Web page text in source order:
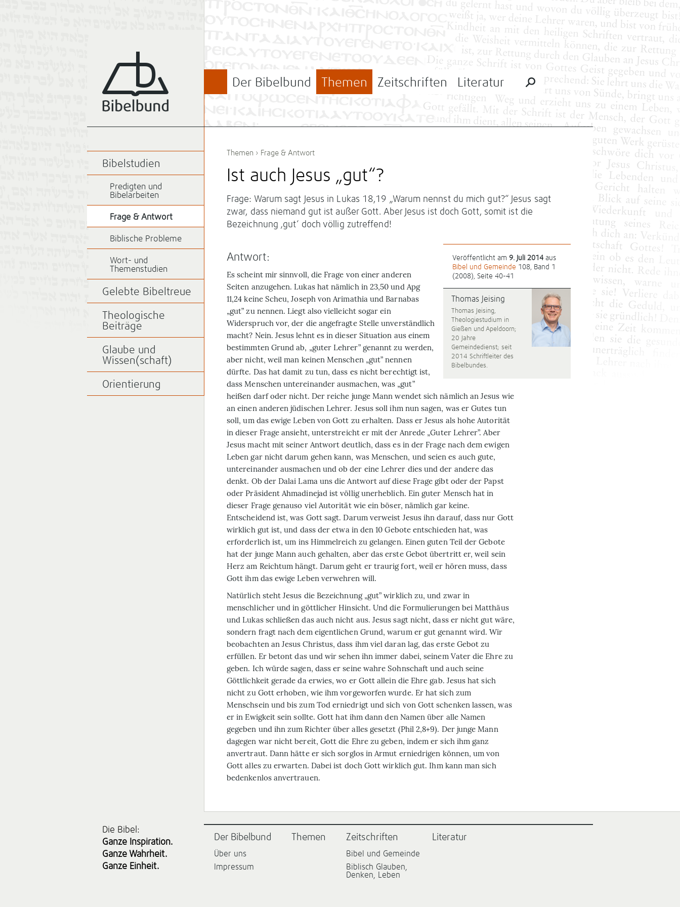
Der Bibelbund Themen Zeitschriften Literatur
Themen › Frage & Antwort
Ist auch Jesus „gut“?
Frage: Warum sagt Jesus in Lukas 18,19 „Warum nennst du mich gut?“ Jesus sagt
zwar, dass niemand gut ist außer Gott. Aber Jesus ist doch Gott, somit ist die
Bezeichnung ‚gut‘ doch völlig zutreffend!
Veröffentlicht am 9. Juli 2014 aus
Bibel und Gemeinde 108, Band 1
(2008), Seite 40-41
Thomas Jeising
Thomas Jeising,
Theologiestudium in
Gießen und Apeldoorn;
20 Jahre
Gemeindedienst; seit
2014 Schriftleiter des
Bibelbundes.
Antwort:
Es scheint mir sinnvoll, die Frage von einer anderen
Seiten anzugehen. Lukas hat nämlich in 23,50 und Apg
11,24 keine Scheu, Joseph von Arimathia und Barnabas
„gut” zu nennen. Liegt also vielleicht sogar ein
Widerspruch vor, der die angefragte Stelle unverständlich
macht? Nein. Jesus lehnt es in dieser Situation aus einem
bestimmten Grund ab, „guter Lehrer” genannt zu werden,
aber nicht, weil man keinen Menschen „gut” nennen
dürfte. Das hat damit zu tun, dass es nicht berechtigt ist,
dass Menschen untereinander ausmachen, was „gut”
heißen darf oder nicht. Der reiche junge Mann wendet sich nämlich an Jesus wie
an einen anderen jüdischen Lehrer. Jesus soll ihm nun sagen, was er Gutes tun
soll, um das ewige Leben von Gott zu erhalten. Dass er Jesus als hohe Autorität
in dieser Frage ansieht, unterstreicht er mit der Anrede „Guter Lehrer”. Aber
Jesus macht mit seiner Antwort deutlich, dass es in der Frage nach dem ewigen
Leben gar nicht darum gehen kann, was Menschen, und seien es auch gute,
untereinander ausmachen und ob der eine Lehrer dies und der andere das
denkt. Ob der Dalai Lama uns die Antwort auf diese Frage gibt oder der Papst
oder Präsident Ahmadinejad ist völlig unerheblich. Ein guter Mensch hat in
dieser Frage genauso viel Autorität wie ein böser, nämlich gar keine.
Entscheidend ist, was Gott sagt. Darum verweist Jesus ihn darauf, dass nur Gott
wirklich gut ist, und dass der etwa in den 10 Gebote entschieden hat, was
erforderlich ist, um ins Himmelreich zu gelangen. Einen guten Teil der Gebote
hat der junge Mann auch gehalten, aber das erste Gebot übertritt er, weil sein
Herz am Reichtum hängt. Darum geht er traurig fort, weil er hören muss, dass
Gott ihm das ewige Leben verwehren will.
Natürlich steht Jesus die Bezeichnung „gut” wirklich zu, und zwar in
menschlicher und in göttlicher Hinsicht. Und die Formulierungen bei Matthäus
und Lukas schließen das auch nicht aus. Jesus sagt nicht, dass er nicht gut wäre,
sondern fragt nach dem eigentlichen Grund, warum er gut genannt wird. Wir
beobachten an Jesus Christus, dass ihm viel daran lag, das erste Gebot zu
erfüllen. Er betont das und wir sehen ihn immer dabei, seinem Vater die Ehre zu
geben. Ich würde sagen, dass er seine wahre Sohnschaft und auch seine
Göttlichkeit gerade da erwies, wo er Gott allein die Ehre gab. Jesus hat sich
nicht zu Gott erhoben, wie ihm vorgeworfen wurde. Er hat sich zum
Menschsein und bis zum Tod erniedrigt und sich von Gott schenken lassen, was
er in Ewigkeit sein sollte. Gott hat ihm dann den Namen über alle Namen
gegeben und ihn zum Richter über alles gesetzt (Phil 2,8+9). Der junge Mann
dagegen war nicht bereit, Gott die Ehre zu geben, indem er sich ihm ganz
anvertraut. Dann hätte er sich sorglos in Armut erniedrigen können, um von
Gott alles zu erwarten. Dabei ist doch Gott wirklich gut. Ihm kann man sich
bedenkenlos anvertrauen.
Bibelstudien
Predigten und
Bibelarbeiten
Frage & Antwort
Biblische Probleme
Wort- und
Themenstudien
Gelebte Bibeltreue
Theologische
Beiträge
Glaube und
Wissen(schaft)
Orientierung
Die Bibel:
Ganze Inspiration.
Ganze Wahrheit.
Ganze Einheit.
Der Bibelbund
Über uns
Impressum
Themen Zeitschriften
Bibel und Gemeinde
Biblisch Glauben,
Denken, Leben
Literatur